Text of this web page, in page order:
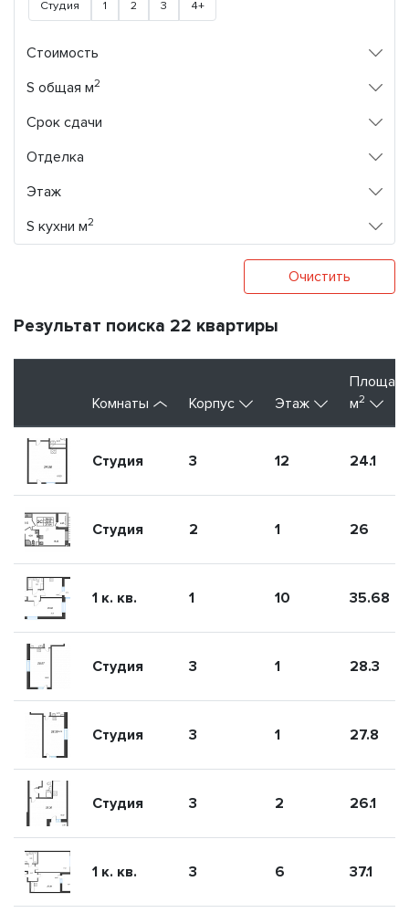
Студия 1 2 3 4+
Стоимость
S общая м2
Срок сдачи
Отделка
Этаж
S кухни м2
Очистить
Результат поиска 22 квартиры
Комнаты Корпус Этаж
м2
Студия 3 12 24.1
Студия 2 1 26
1 к. кв. 1 10 35.68
Студия 3 1 28.3
Студия 3 1 27.8
Студия 3 2 26.1
1 к. кв. 3 6 37.1